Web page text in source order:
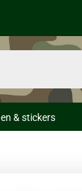
& stickers